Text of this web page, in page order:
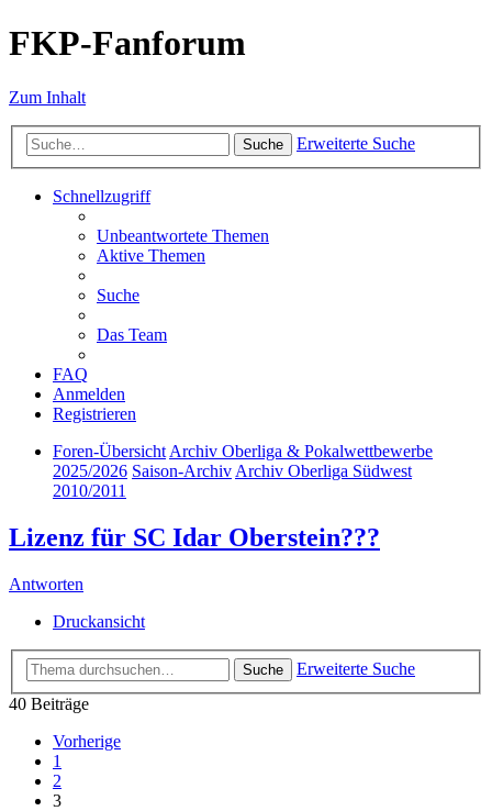
FKP-Fanforum
Zum Inhalt
Suche Erweiterte Suche
Schnellzugriff
Unbeantwortete Themen
Aktive Themen
Suche
Das Team
FAQ
Anmelden
Registrieren
Foren-ÜbersichtArchiv Oberliga & Pokalwettbewerbe
2025/2026 Saison-ArchivArchiv Oberliga Südwest
2010/2011
Lizenz für SC Idar Oberstein???
Antworten
Druckansicht
Suche
Erweiterte Suche
40 Beiträge
Vorherige
1
2
3